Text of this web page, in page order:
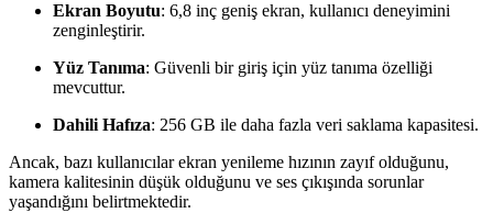
Ekran Boyutu: 6,8 inç geniş ekran, kullanıcı deneyimini
zenginleştirir.
Yüz Tanıma: Güvenli bir giriş için yüz tanıma özelliği
mevcuttur.
Dahili Hafıza: 256 GB ile daha fazla veri saklama kapasitesi.
Ancak, bazı kullanıcılar ekran yenileme hızının zayıf olduğunu,
kamera kalitesinin düşük olduğunu ve ses çıkışında sorunlar
yaşandığını belirtmektedir.